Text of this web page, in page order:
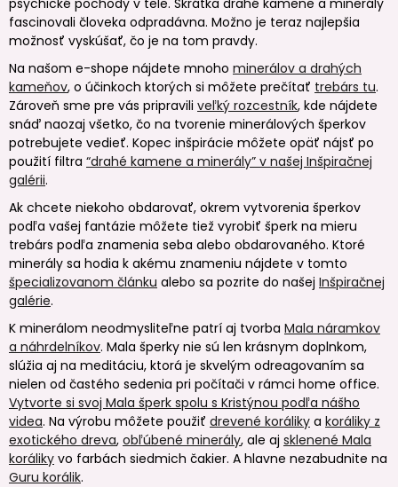
fascinovali človeka odpradávna. Možno je teraz najlepšia
možnosť vyskúšať, čo je na tom pravdy.
Na našom e-shope nájdete mnoho minerálov a drahých
kameňov, o účinkoch ktorých si môžete prečítať trebárs tu.
Zároveň sme pre vás pripravili veľký rozcestník, kde nájdete
snáď naozaj všetko, čo na tvorenie minerálových šperkov
potrebujete vedieť. Kopec inšpirácie môžete opäť nájsť po
použití filtra “drahé kamene a minerály” v našej Inšpiračnej
galérii.
Ak chcete niekoho obdarovať, okrem vytvorenia šperkov
podľa vašej fantázie môžete tiež vyrobiť šperk na mieru
trebárs podľa znamenia seba alebo obdarovaného. Ktoré
minerály sa hodia k akému znameniu nájdete v tomto
špecializovanom článku alebo sa pozrite do našej Inšpiračnej
galérie.
K minerálom neodmysliteľne patrí aj tvorba Mala náramkov
a náhrdelníkov. Mala šperky nie sú len krásnym doplnkom,
slúžia aj na meditáciu, ktorá je skvelým odreagovaním sa
nielen od častého sedenia pri počítači v rámci home office.
Vytvorte si svoj Mala šperk spolu s Kristýnou podľa nášho
videa. Na výrobu môžete použiť drevené koráliky a koráliky z
exotického dreva, obľúbené minerály, ale aj sklenené Mala
koráliky vo farbách siedmich čakier. A hlavne nezabudnite na
Guru korálik.